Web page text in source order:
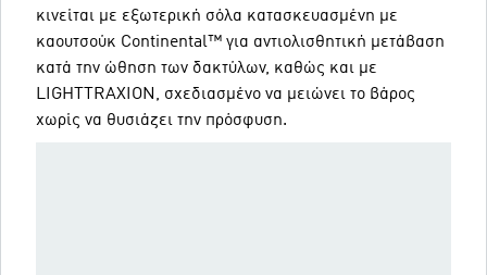
κινείται με εξωτερική σόλα κατασκευασμένη με
καουτσούκ Continental™ για αντιολισθητική μετάβαση
κατά την ώθηση των δακτύλων, καθώς και με
LIGHTTRAXION, σχεδιασμένο να μειώνει το βάρος
χωρίς να θυσιάζει την πρόσφυση.